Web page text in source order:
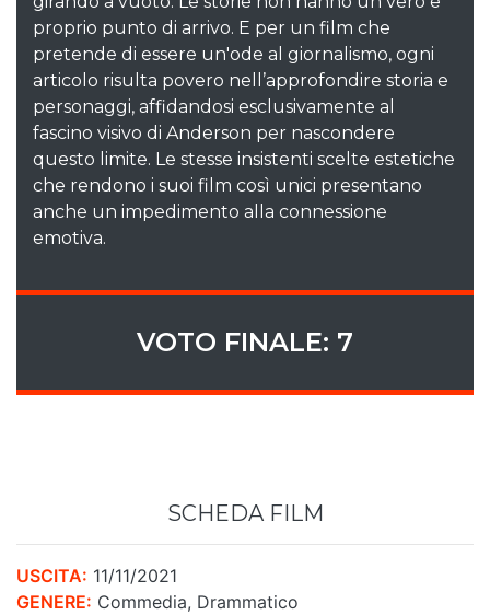
proprio punto di arrivo. E per un film che
pretende di essere un'ode al giornalismo, ogni
articolo risulta povero nell’approfondire storia e
personaggi, affidandosi esclusivamente al
fascino visivo di Anderson per nascondere
questo limite. Le stesse insistenti scelte estetiche
che rendono i suoi film così unici presentano
anche un impedimento alla connessione
emotiva.
VOTO FINALE: 7
SCHEDA FILM
USCITA: 11/11/2021
GENERE: Commedia, Drammatico